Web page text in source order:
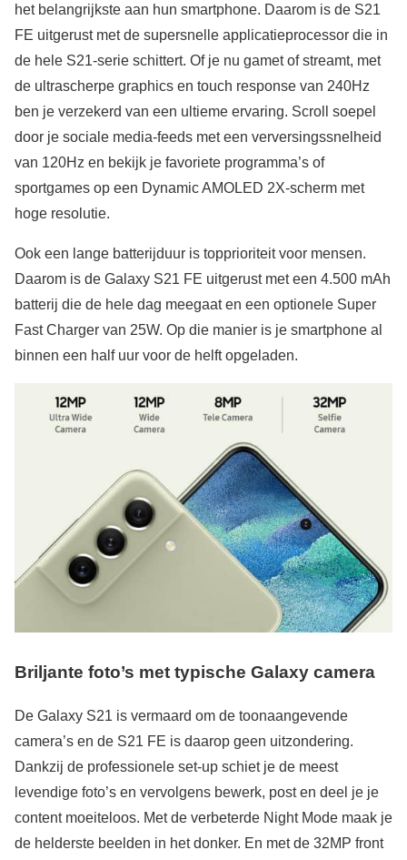
het belangrijkste aan hun smartphone. Daarom is de S21
FE uitgerust met de supersnelle applicatieprocessor die in
de hele S21-serie schittert. Of je nu gamet of streamt, met
de ultrascherpe graphics en touch response van 240Hz
ben je verzekerd van een ultieme ervaring. Scroll soepel
door je sociale media-feeds met een verversingssnelheid
van 120Hz en bekijk je favoriete programma’s of
sportgames op een Dynamic AMOLED 2X-scherm met
hoge resolutie.
Ook een lange batterijduur is topprioriteit voor mensen.
Daarom is de Galaxy S21 FE uitgerust met een 4.500 mAh
batterij die de hele dag meegaat en een optionele Super
Fast Charger van 25W. Op die manier is je smartphone al
binnen een half uur voor de helft opgeladen.
Briljante foto’s met typische Galaxy camera
De Galaxy S21 is vermaard om de toonaangevende
camera’s en de S21 FE is daarop geen uitzondering.
Dankzij de professionele set-up schiet je de meest
levendige foto’s en vervolgens bewerk, post en deel je je
content moeiteloos. Met de verbeterde Night Mode maak je
de helderste beelden in het donker. En met de 32MP front